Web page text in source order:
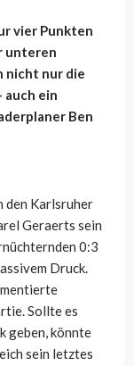
vier Punkten
unteren
nicht nur die
ein
Ben
den Karlsruher
Geraerts sein
0:3
Druck.
Sollte es
geben, könnte
sein letztes